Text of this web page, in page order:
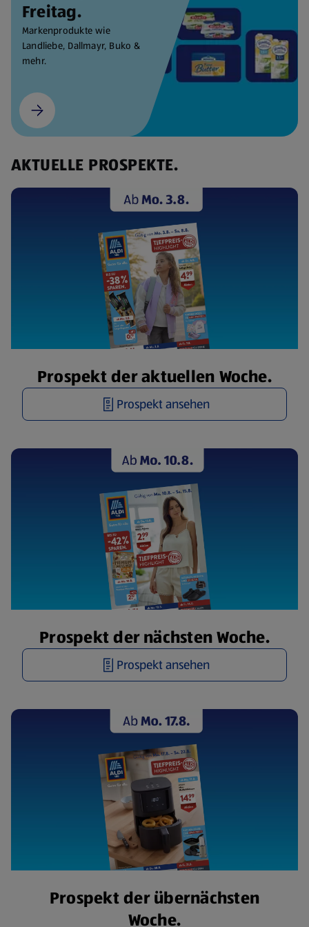
Freitag.
Markenprodukte wie
Landliebe, Dallmayr, Buko &
mehr.
AKTUELLE PROSPEKTE.
Prospekt der aktuellen Woche.
Prospekt ansehen
Prospekt der nächsten Woche.
Prospekt ansehen
Prospekt der übernächsten
Woche.